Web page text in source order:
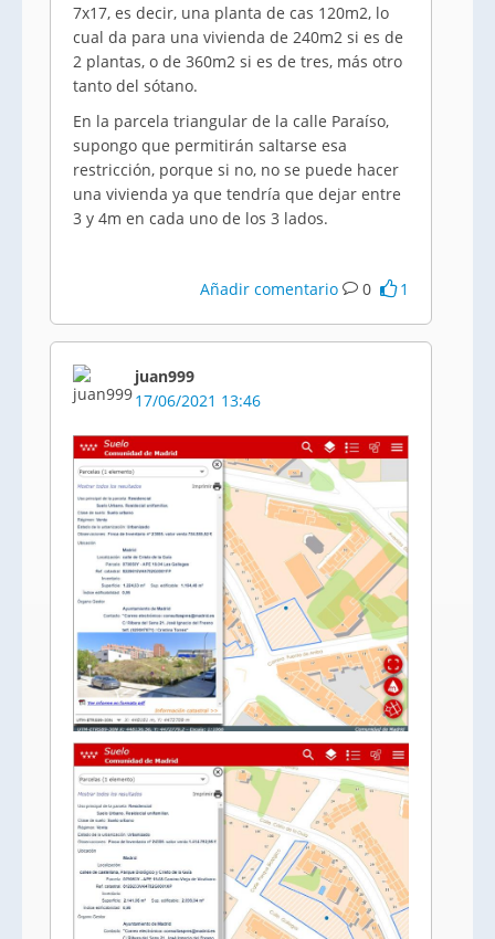
7x17, es decir, una planta de cas 120m2, lo
cual da para una vivienda de 240m2 si es de
2 plantas, o de 360m2 si es de tres, más otro
tanto del sótano.
En la parcela triangular de la calle Paraíso,
supongo que permitirán saltarse esa
restricción, porque si no, no se puede hacer
una vivienda ya que tendría que dejar entre
3 y 4m en cada uno de los 3 lados.
Añadir comentario 0 1
juan999
17/06/2021 13:46